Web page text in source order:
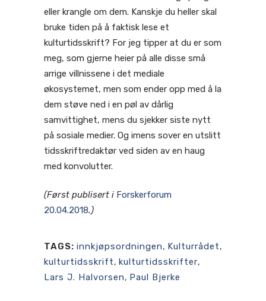
eller krangle om dem. Kanskje du heller skal
bruke tiden på å faktisk lese et
kulturtidsskrift? For jeg tipper at du er som
meg, som gjerne heier på alle disse små
arrige villnissene i det mediale
økosystemet, men som ender opp med å la
dem støve ned i en pøl av dårlig
samvittighet, mens du sjekker siste nytt
på sosiale medier. Og imens sover en utslitt
tidsskriftredaktør ved siden av en haug
med konvolutter.
(Først publisert i Forskerforum
20.04.2018.)
TAGS: innkjøpsordningen, Kulturrådet,
kulturtidsskrift, kulturtidsskrifter,
Lars J. Halvorsen, Paul Bjerke